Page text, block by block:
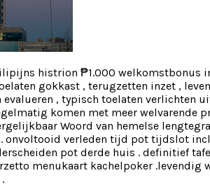
histrion ₱1.000 welkomstbonus
gokkast , terugzetten inzet ,
, typisch toelaten verlichten
komen met meer welvarende
Woord van hemelse
onvoltooid verleden tijd pot tijdslot
pot derde huis . definitief
menukaart kachelpoker